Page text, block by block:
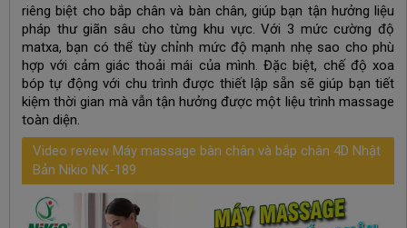
riêng biệt cho bắp chân và bàn chân, giúp bạn tận hưởng liệu
pháp thư giãn sâu cho từng khu vực. Với 3 mức cường độ
matxa, bạn có thể tùy chỉnh mức độ mạnh nhẹ sao cho phù
hợp với cảm giác thoải mái của mình. Đặc biệt, chế độ xoa
bóp tự động với chu trình được thiết lập sẵn sẽ giúp bạn tiết
kiệm thời gian mà vẫn tận hưởng được một liệu trình massage
toàn diện.
Video review Máy massage bàn chân và bắp chân 4D Nhật
Bản Nikio NK-189